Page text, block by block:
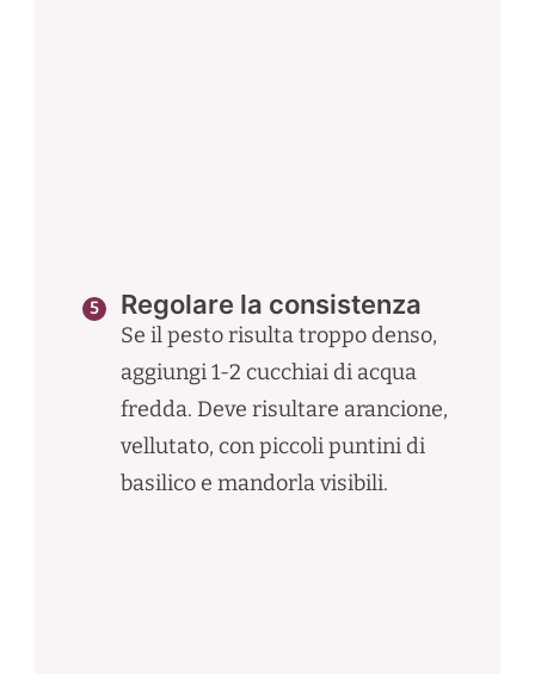
Regolare la consistenza
Se il pesto risulta troppo denso,
aggiungi 1-2 cucchiai di acqua
fredda. Deve risultare arancione,
vellutato, con piccoli puntini di
basilico e mandorla visibili.